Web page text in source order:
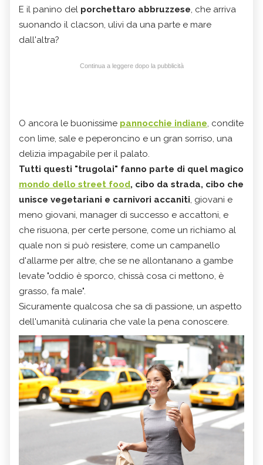
E il panino del porchettaro abbruzzese, che arriva
suonando il clacson, ulivi da una parte e mare
dall'altra?
Continua a leggere dopo la pubblicità
O ancora le buonissime pannocchie indiane, condite
con lime, sale e peperoncino e un gran sorriso, una
delizia impagabile per il palato.
Tutti questi "trugolai" fanno parte di quel magico
mondo dello street food, cibo da strada, cibo che
unisce vegetariani e carnivori accaniti, giovani e
meno giovani, manager di successo e accattoni, e
che risuona, per certe persone, come un richiamo al
quale non si può resistere, come un campanello
d'allarme per altre, che se ne allontanano a gambe
levate "oddio è sporco, chissà cosa ci mettono, è
grasso, fa male".
Sicuramente qualcosa che sa di passione, un aspetto
dell'umanità culinaria che vale la pena conoscere.